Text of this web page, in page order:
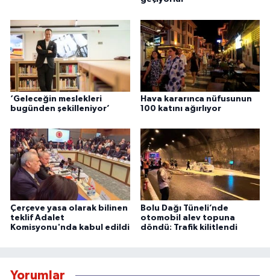
‘Geleceğin meslekleri
bugünden şekilleniyor’
Hava kararınca nüfusunun
100 katını ağırlıyor
Çerçeve yasa olarak bilinen
teklif Adalet
Komisyonu'nda kabul edildi
Bolu Dağı Tüneli’nde
otomobil alev topuna
döndü: Trafik kilitlendi
Yorumlar